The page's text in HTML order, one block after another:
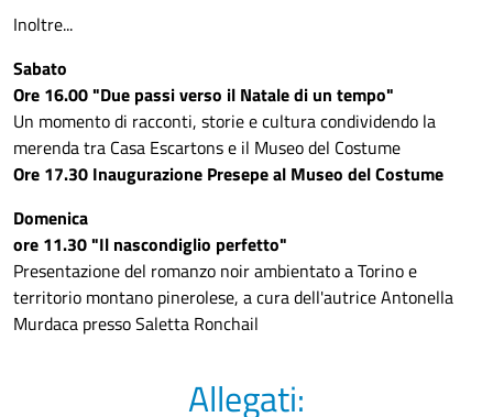
Inoltre...
Sabato
Ore 16.00 "Due passi verso il Natale di un tempo"
Un momento di racconti, storie e cultura condividendo la
merenda tra Casa Escartons e il Museo del Costume
Ore 17.30 Inaugurazione Presepe al Museo del Costume
Domenica
ore 11.30 "Il nascondiglio perfetto"
Presentazione del romanzo noir ambientato a Torino e
territorio montano pinerolese, a cura dell'autrice Antonella
Murdaca presso Saletta Ronchail
Allegati: